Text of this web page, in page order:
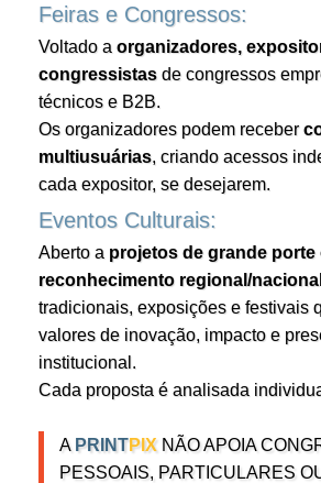
Feiras e Congressos:
Voltado a organizadores,
congressistas de congressos
técnicos e B2B.
Os organizadores podem receber
multiusuárias, criando acessos
cada expositor, se desejarem.
Eventos Culturais:
Aberto a projetos de grande porte
reconhecimento regional/nacional
tradicionais, exposições e festivais
valores de inovação, impacto e
institucional.
Cada proposta é analisada
A PRINTPIX NÃO APOIA
PESSOAIS, PARTICULARES